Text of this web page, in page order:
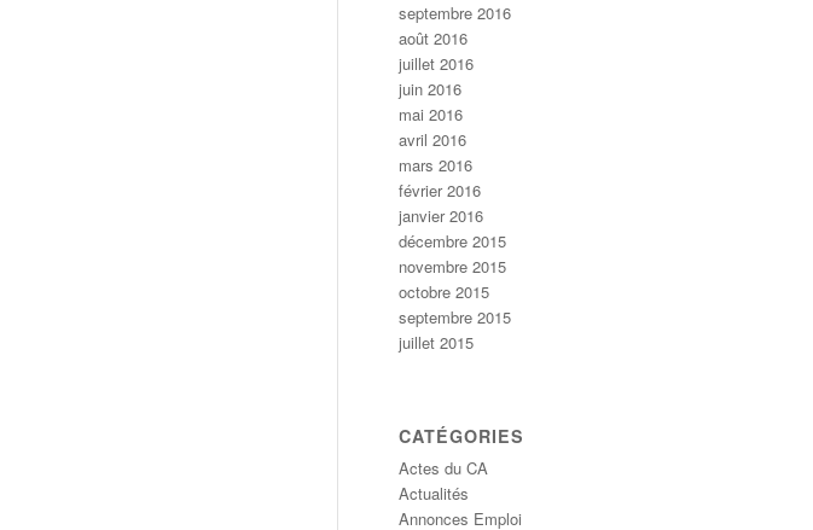
septembre 2016
août 2016
juillet 2016
juin 2016
mai 2016
avril 2016
mars 2016
février 2016
janvier 2016
décembre 2015
novembre 2015
octobre 2015
septembre 2015
juillet 2015
CATÉGORIES
Actes du CA
Actualités
Annonces Emploi